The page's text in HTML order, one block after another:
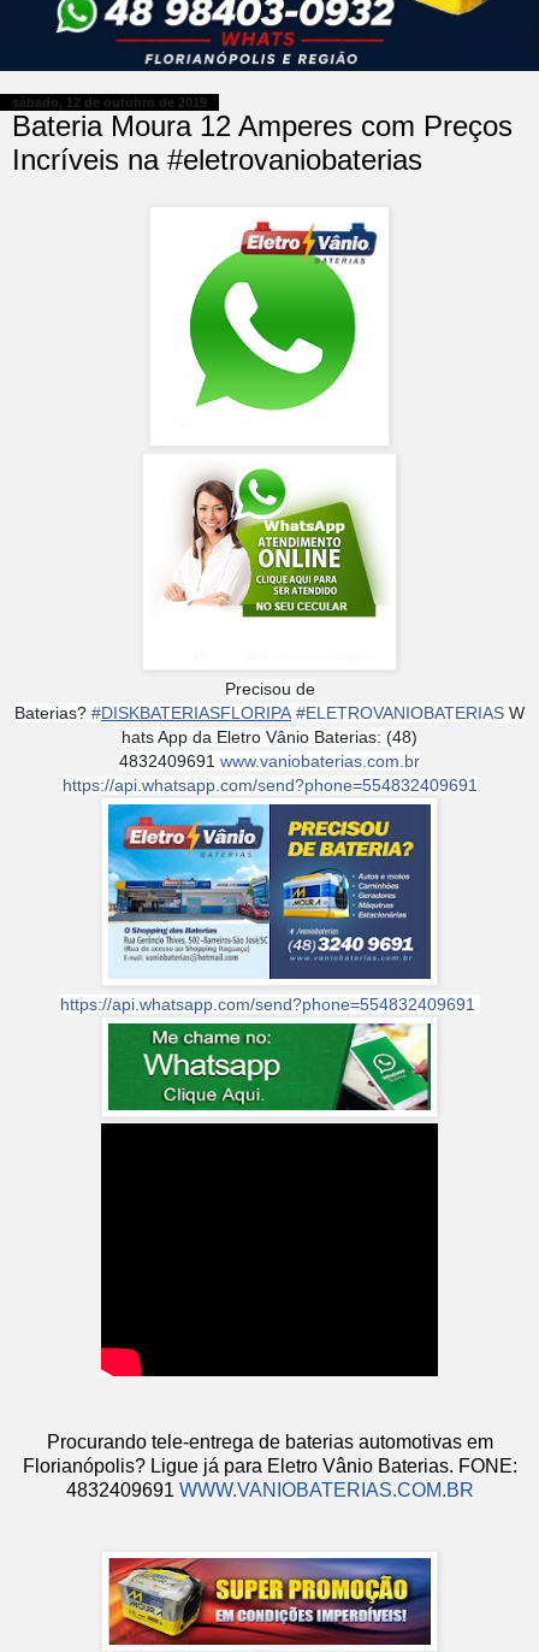
sábado, 12 de outubro de 2019
Bateria Moura 12 Amperes com Preços
Incríveis na #eletrovaniobaterias
Precisou de
Baterias? #DISKBATERIASFLORIPA #ELETROVANIOBATERIAS W
hats App da Eletro Vânio Baterias: (48)
4832409691 www.vaniobaterias.com.br
https://api.whatsapp.com/send?phone=554832409691
https://api.whatsapp.com/send?phone=554832409691
Procurando tele-entrega de baterias automotivas em
Florianópolis? Ligue já para Eletro Vânio Baterias. FONE:
4832409691 WWW.VANIOBATERIAS.COM.BR